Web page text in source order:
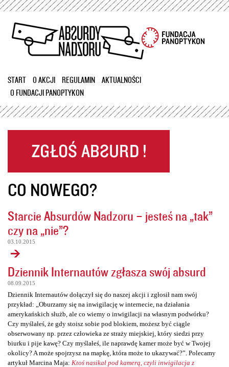
Przejdź
treści
START O AKCJI REGULAMIN
AKTUALNOŚCI
O FUNDACJI PANOPTYKON
CO NOWEGO?
Starcie Absurdów Nadzoru – jesteś na „tak”
czy na „nie”?
03.10.2015
Dziennik Internautów zgłasza swój absurd
08.09.2015
Dziennik Internautów dołączył się do naszej akcji i zgłosił nam swój
przykład: „Oburzamy się na inwigilację w internecie, na działania
amerykańskich służb, ale co wiemy o inwigilacji na własnym podwórku?
Czy myślałeś, że gdy stoisz sobie pod blokiem, możesz być ciągle
obserwowany np. przez człowieka ze straży miejskiej, który siedzi przy
biurku i pije kawę? Czy myślałeś, ile naprawdę kamer może być w Twojej
okolicy? A może spojrzysz na mapkę, która może to ukazywać?”. Polecamy
artykuł Marcina Maja: Ktoś nasikał pod kamerą, czyli inwigilacja z